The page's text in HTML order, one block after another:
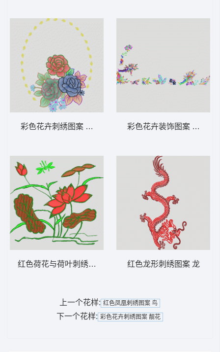
彩色花卉刺绣图案 靓花
红色荷花与荷叶刺绣图案 荷花
彩色花卉装饰图案 条裙
红色龙形刺绣图案 龙
上一个花样: 红色凤凰刺绣图案 鸟
下一个花样: 彩色花卉刺绣图案 靓花